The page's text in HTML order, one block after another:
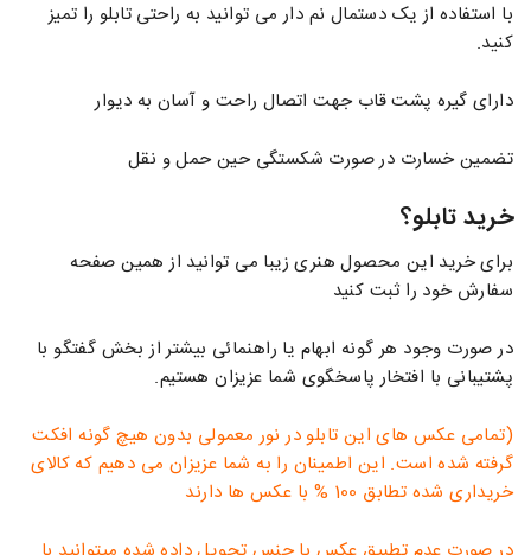
با استفاده از یک دستمال نم دار می توانید به راحتی تابلو را تمیز
کنید.
دارای گیره پشت قاب جهت اتصال راحت و آسان به دیوار
تضمین خسارت در صورت شکستگی حین حمل و نقل
خرید تابلو؟
برای خرید این محصول هنری زیبا می توانید از همین صفحه
سفارش خود را ثبت کنید
در صورت وجود هر گونه ابهام یا راهنمائی بیشتر از بخش گفتگو با
پشتیبانی با افتخار پاسخگوی شما عزیزان هستیم.
(تمامی عکس های این تابلو در نور معمولی بدون هیچ گونه افکت
گرفته شده است. این اطمینان را به شما عزیزان می دهیم که کالای
خریداری شده تطابق 100 % با عکس ها دارند